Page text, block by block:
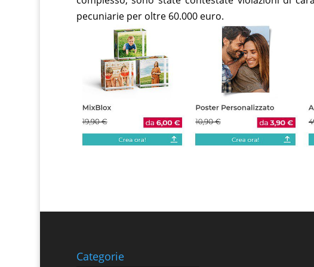
pecuniarie per oltre 60.000 euro.
Categorie